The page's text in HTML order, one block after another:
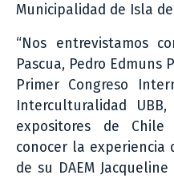
Municipalidad de Isla
“Nos entrevistamos
Pascua, Pedro Edmuns
Primer Congreso
Interculturalidad
expositores de
conocer la experiencia
de su DAEM